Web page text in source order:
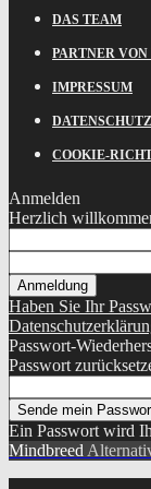
DAS TEAM
PARTNER
IMPRESSUM
DATENSCHUTZ
COOKIE-
Anmelden
Herzlich
Haben Sie Ihr
Passwort-
Passwort
Ein Passwort wird
Mindbreed